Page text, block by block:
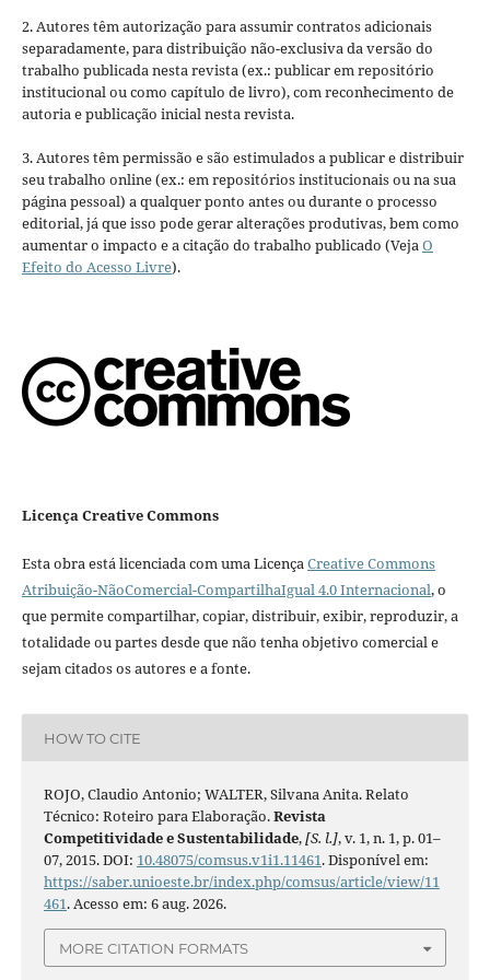
2. Autores têm autorização para assumir contratos adicionais
separadamente, para distribuição não-exclusiva da versão do
trabalho publicada nesta revista (ex.: publicar em repositório
institucional ou como capítulo de livro), com reconhecimento de
autoria e publicação inicial nesta revista.
3. Autores têm permissão e são estimulados a publicar e distribuir
seu trabalho online (ex.: em repositórios institucionais ou na sua
página pessoal) a qualquer ponto antes ou durante o processo
editorial, já que isso pode gerar alterações produtivas, bem como
aumentar o impacto e a citação do trabalho publicado (VejaO
Efeito do Acesso Livre).
Licença Creative Commons
Esta obra está licenciada com uma LicençaCreative Commons
Atribuição-NãoComercial-CompartilhaIgual 4.0 Internacional, o
que permite compartilhar, copiar, distribuir, exibir, reproduzir, a
totalidade ou partes desde que não tenha objetivo comercial e
sejam citados os autores e a fonte.
HOW TO CITE
ROJO, Claudio Antonio; WALTER, Silvana Anita. Relato
Técnico: Roteiro para Elaboração.Revista
Competitividade e Sustentabilidade,[S. l.], v. 1, n. 1, p. 01–
07, 2015. DOI: 10.48075/comsus.v1i1.11461. Disponível em:
https://saber.unioeste.br/index.php/comsus/article/view/11
461. Acesso em: 6 aug. 2026.
MORE CITATION FORMATS